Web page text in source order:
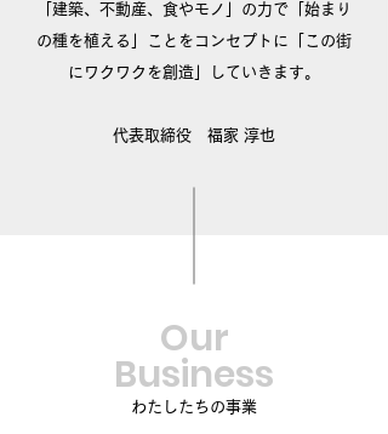
「建築、不動産、食やモノ」の力で「始まり
の種を植える」ことをコンセプトに「この街
にワクワクを創造」していきます。
​代表取締役 福家 淳也
Our
Business
わたしたちの事業